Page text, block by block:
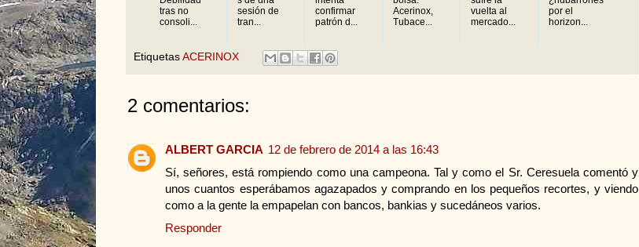
tras no
consoli...
sesión de
tran...
confirmar
patrón d...
Acerinox,
Tubace...
vuelta al
mercado...
por el
horizon...
Etiquetas ACERINOX
2 comentarios:
ALBERT GARCIA 12 de febrero de 2014 a las 16:43
Sí, señores, está rompiendo como una campeona. Tal y como el Sr. Ceresuela comentó y
unos cuantos esperábamos agazapados y comprando en los pequeños recortes, y viendo
como a la gente la empapelan con bancos, bankias y sucedáneos varios.
Responder